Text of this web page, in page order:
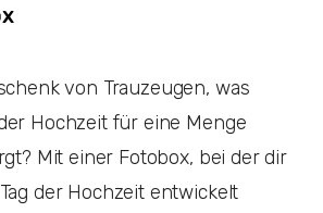
von Trauzeugen, was
Hochzeit für eine Menge
Mit einer Fotobox, bei der dir
der Hochzeit entwickelt